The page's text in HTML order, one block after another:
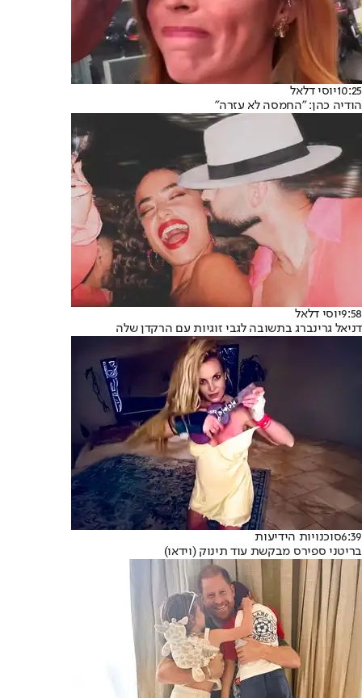
10:25יוסי דלאל
הודיה כהן: "החמסה לא עזרה"
9:58יוסי דלאל
דניאל גרינברג בתשובה לגבי זוגיות עם הרקדן שלה
6:39סוכנויות הידיעות
בריטני ספירס מבקשת עוד תינוק (וידאו)